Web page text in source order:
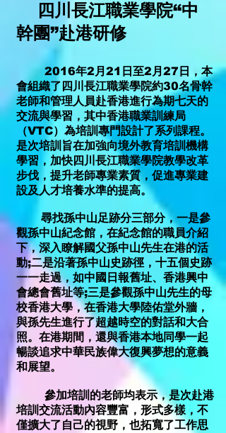
四川長江職業學院“中
幹團”赴港研修
2016年2月21日至2月27日，本
會組織了四川長江職業學院約30名骨幹
老師和管理人員赴香港進行為期七天的
交流與學習，其中香港職業訓練局
（VTC）為培訓專門設計了系列課程。
是次培訓旨在加強向境外教育培訓機構
學習，加快四川長江職業學院教學改革
步伐，提升老師專業素質，促進專業建
設及人才培養水準的提高。
尋找孫中山足跡分三部分，一是參
觀孫中山紀念館，在紀念館的職員介紹
下，深入瞭解國父孫中山先生在港的活
動;二是沿著孫中山史跡徑，十五個史跡
一一走過，如中國日報舊址、香港興中
會總會舊址等;三是參觀孫中山先生的母
校香港大學，在香港大學陸佑堂外牆，
與孫先生進行了超越時空的對話和大合
照。在港期間，還與香港本地同學一起
暢談追求中華民族偉大復興夢想的意義
和展望。
​ 參加培訓的老師均表示，是次赴港
培訓交流活動內容豐富，形式多樣，不
僅擴大了自己的視野，也拓寬了工作思